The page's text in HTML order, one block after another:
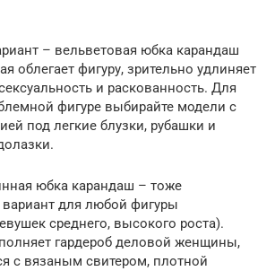
– вельветовая юбка карандаш
облегает фигуру, зрительно удлиняет
и раскованность. Для
фигуре выбирайте модели с
под легкие блузки, рубашки и
юбка карандаш – тоже
для любой фигуры
среднего, высокого роста).
гардероб деловой женщины,
с вязаным свитером, плотной